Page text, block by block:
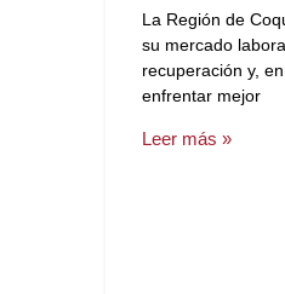
La Región de
su mercado
recuperación y,
enfrentar mejor
Leer más »